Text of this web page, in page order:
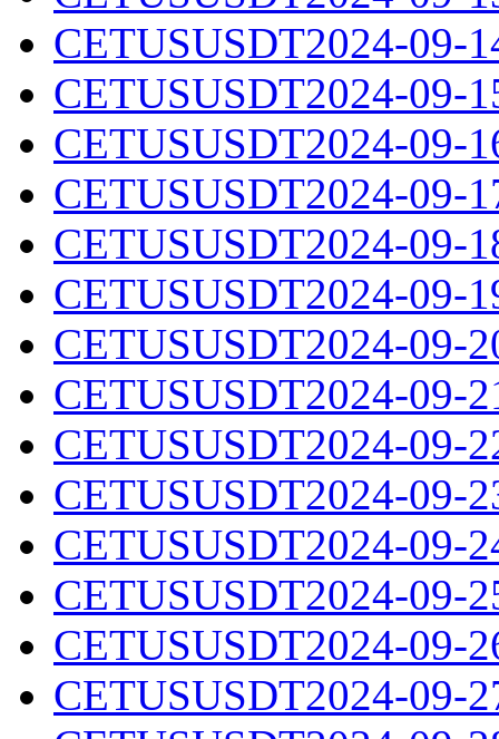
CETUSUSDT2024-09-
CETUSUSDT2024-09-
CETUSUSDT2024-09-
CETUSUSDT2024-09-
CETUSUSDT2024-09-
CETUSUSDT2024-09-
CETUSUSDT2024-09-
CETUSUSDT2024-09-
CETUSUSDT2024-09-
CETUSUSDT2024-09-
CETUSUSDT2024-09-
CETUSUSDT2024-09-
CETUSUSDT2024-09-
CETUSUSDT2024-09-